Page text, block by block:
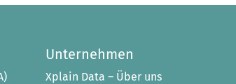
Unternehmen
Xplain Data – Über uns